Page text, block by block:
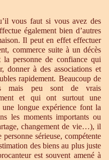
vous faut si vous avez des
également bien d’autres
Il peut en effet effectuer
commerce suite à un décès
personne de confiance qui
donner à des associations et
rapidement. Beaucoup de
mais peu sont de vrais
et qui ont surtout une
longue expérience font la
les moments importants ou
changement de vie…), il
sérieuse, compétente
des biens au plus juste
est souvent amené à